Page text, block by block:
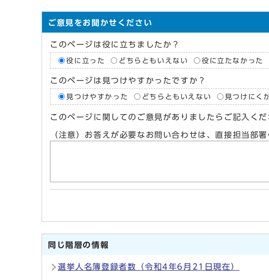
ご意見をお聞かせください
このページは役に立ちましたか？
役に立った どちらともいえない 役に立たなかった
このページは見つけやすかったですか？
見つけやすかった どちらともいえない 見つけにく
このページに関してのご意見がありましたらご記入くだ
（注意）お答えが必要なお問い合わせは、直接担当部
同じ階層の情報
選挙人名簿登録者数（令和4年6月21日現在）